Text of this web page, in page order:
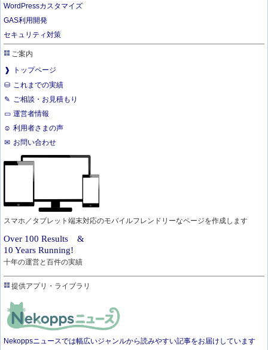
WordPressカスタマイズ
GAS利用開発
セキュリティ対策
ご案内
トップページ
これまでの実績
ご相談・お見積もり
運営者情報
利用者さまの声
お問い合わせ
スマホ／タブレット端末対応のモバイルフレンドリーなページを作成します
Over 100 Results &
10 Years Running!
十年の運営と百件の実績
提供アプリ・ライブラリ
Nekoppsニュースでは幅広いジャンルから読みやすい記事をお届けしています